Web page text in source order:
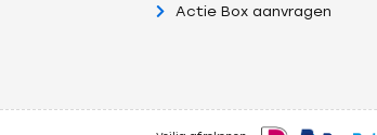
Actie Box aanvragen